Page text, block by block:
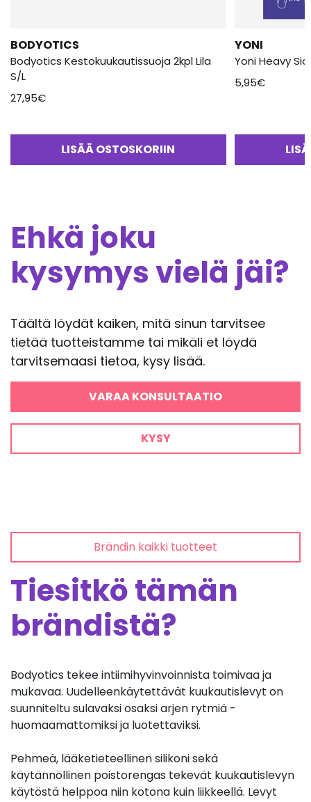
BODYOTICS
Bodyotics Kestokuukautissuoja 2kpl Lila
S/L
27,95€
LISÄÄ OSTOSKORIIN
YONI
Yoni Heavy
5,95€
Ehkä joku
kysymys vielä jäi?
Täältä löydät kaiken, mitä sinun tarvitsee
tietää tuotteistamme tai mikäli et löydä
tarvitsemaasi tietoa, kysy lisää.
VARAA KONSULTAATIO
KYSY
Brändin kaikki tuotteet
Tiesitkö tämän
brändistä?
Bodyotics tekee intiimihyvinvoinnista toimivaa ja
mukavaa. Uudelleenkäytettävät kuukautislevyt on
suunniteltu sulavaksi osaksi arjen rytmiä -
huomaamattomiksi ja luotettaviksi.
Pehmeä, lääketieteellinen silikoni sekä
käytännöllinen poistorengas tekevät kuukautislevyn
käytöstä helppoa niin kotona kuin liikkeellä. Levyt